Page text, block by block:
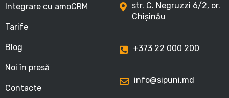
Integrare cu amoCRM
Tarife
Blog
Noi în presă
Contacte
str. C. Negruzzi 6/2, or.
Chișinău
+373 22 000 200
info@sipuni.md